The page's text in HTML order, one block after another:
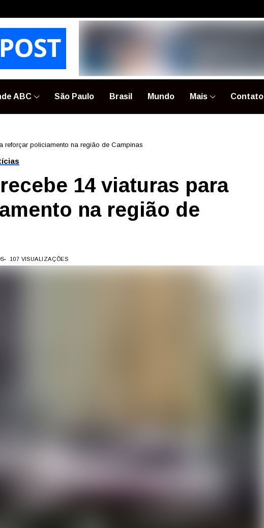
ABC São Paulo Brasil Mundo Mais Contato
reforçar policiamento na região de Campinas
14 viaturas para
na região de
107 VISUALIZAÇÕES